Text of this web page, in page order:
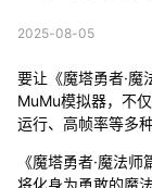
2025-08-05
要让《魔塔勇者·魔
MuMu模拟器，不
运行、高帧率等多
《魔塔勇者·魔法
将化身为勇敢的魔